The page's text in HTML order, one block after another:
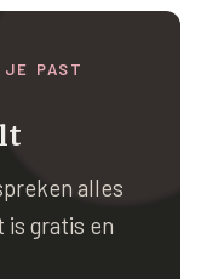
PAST
alles
gratis en